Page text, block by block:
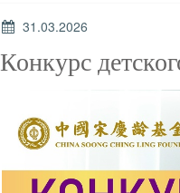
ОПУБЛИКОВАНО
31.03.2026
Конкурс